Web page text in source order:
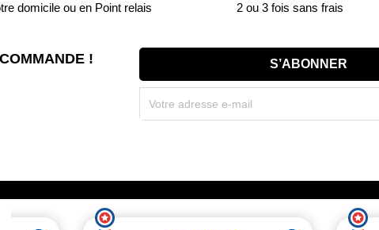
domicile ou en Point relais
2 ou 3 fois sans frais
!